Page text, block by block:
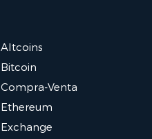
Altcoins
Bitcoin
Compra-Venta
Ethereum
Exchange